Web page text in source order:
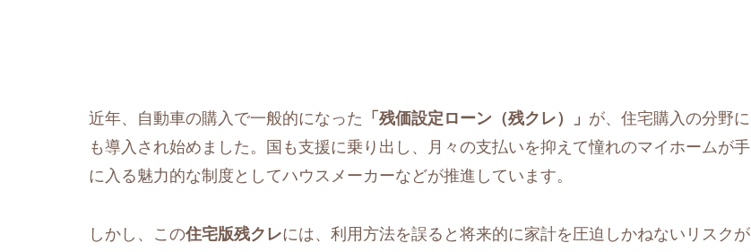
近年、自動車の購入で一般的になった 「残価設定ローン（残クレ）」 が、住宅購入の分野に
も導入され始めました。国も支援に乗り出し、月々の支払いを抑えて憧れのマイホームが手
に入る魅力的な制度としてハウスメーカーなどが推進しています。
しかし、この住宅版残クレには、利用方法を誤ると将来的に家計を圧迫しかねないリスクが